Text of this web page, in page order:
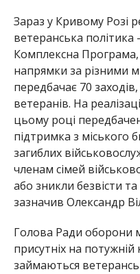
Зараз у Кривому Розі
ветеранська політика
Комплексна
напрямки за різними
передбачає 70
ветеранів. На
цьому році
підтримка з міського
загиблих
членам сімей
або зникли безвісти
зазначив Олександр
Голова Ради оборони
присутніх на потужній
займаються